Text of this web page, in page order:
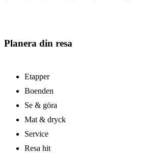
Planera din resa
Etapper
Boenden
Se & göra
Mat & dryck
Service
Resa hit